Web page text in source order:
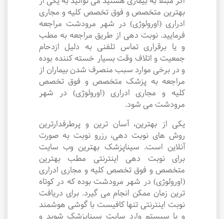
بهترین متخصص و فوق تخصص کلیه و مجاری
ادراری (اورولوژی) در شهر مرودشت مراجعه
فرمایید. نوبت دهی از طریق مراجعه به مطب
و یا برقراری تماس تلفنی به دلیل ازدحام
جمعیت و اتلاف وقت بسیار خسته کننده بوده
و در برخی موارد سبب منصرف شدن بیماران از
مراجعه به پزشک متخصص و فوق تخصص
کلیه و مجاری ادراری (اورولوژی) در شهر
مرودشت می شود.
یکی از بهترین، آسان ترین و پرطرفدارترین
روش های نوبت دهی، رزرو نوبت به صورت
آنلاین است. سیناپزشک بهترین وب سایت
برای نوبت دهی اینترنتی مطب بهترین
متخصص و فوق تخصص کلیه و مجاری ادراری
(اورولوژی) در شهر مرودشت بوده که در کوتاه
ترین زمان ممکن انجام می گیرد. برای دریافت
نوبت اینترنتی تنها کافیست با گوشی هوشمند
و یا سیستم وارد سایت سیناپزشک شوید و